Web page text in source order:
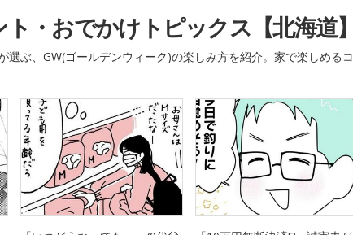
ト・おでかけトピックス【北海道】
選ぶ、GW(ゴールデンウィーク)の楽しみ方を紹介。家で楽しめるコ